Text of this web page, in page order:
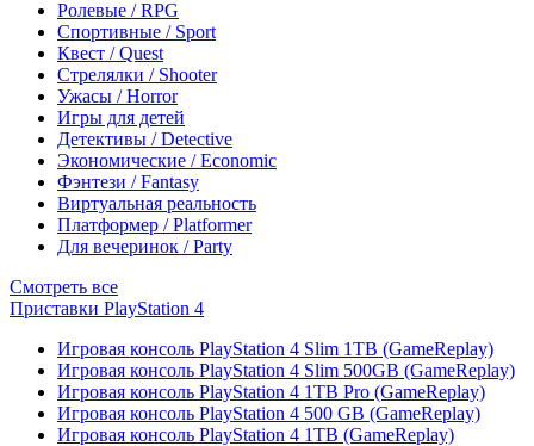
Ролевые / RPG
Спортивные / Sport
Квест / Quest
Стрелялки / Shooter
Ужасы / Horror
Игры для детей
Детективы / Detective
Экономические / Economic
Фэнтези / Fantasy
Виртуальная реальность
Платформер / Platformer
Для вечеринок / Party
Смотреть все
Приставки PlayStation 4
Игровая консоль PlayStation 4 Slim 1TB (GameReplay)
Игровая консоль PlayStation 4 Slim 500GB (GameReplay)
Игровая консоль PlayStation 4 1TB Pro (GameReplay)
Игровая консоль PlayStation 4 500 GB (GameReplay)
Игровая консоль PlayStation 4 1TB (GameReplay)